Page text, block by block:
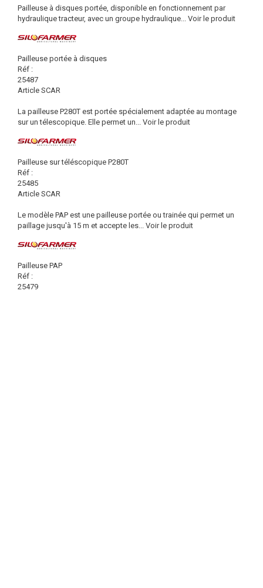
Pailleuse à disques portée, disponible en fonctionnement par
hydraulique tracteur, avec un groupe hydraulique... Voir le produit
Pailleuse portée à disques
Réf :
25487
Article SCAR
La pailleuse P280T est portée spécialement adaptée au montage
sur un télescopique. Elle permet un... Voir le produit
Pailleuse sur téléscopique P280T
Réf :
25485
Article SCAR
Le modèle PAP est une pailleuse portée ou trainée qui permet un
paillage jusqu'à 15 m et accepte les... Voir le produit
Pailleuse PAP
Réf :
25479